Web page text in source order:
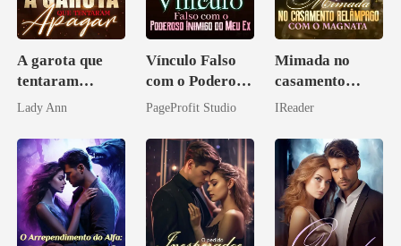
A garota que
tentaram
apagar
Lady Ann
Vínculo Falso
com o Poderoso
Inimigo do Meu
PageProfit Studio
Mimada no
casamento
relâmpago com
IReader